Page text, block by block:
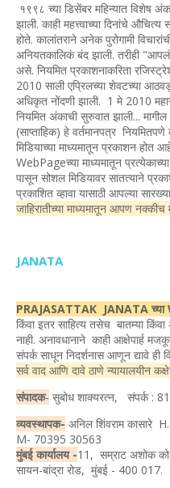
१९९८ च्या डिसेंबर महिन्यात विशेष
झाली. काही महत्त्वाच्या दिनांचे
होते. कालांतराने अनेक पुरोगामी
अनियतकालिकं बंद झाली. तरीही
असे. नियमित प्रकाशनाकरिता
2010 साली एप्रिलच्या शेवटच्या
अधिकृत नोंदणी झाली. 1 मे 2010
नियमित अंकाची सुरुवात झाली... मागील
(साप्ताहिक) हे वर्तमानपत्र
मिडियाच्या माध्यमातून प्रकाशन होत
WebPageच्या माध्यमातून
पासून सोशल मिडियावर सातत्याने
प्रकाशित व्हावा यासाठी आपल्या
जाहिरातीच्या माध्यमातून आपण नक्कीच
JANATA
PRAJASATTAK JANATA
किंवा इतर साहित्य तसेच बातम्या
नाही. अनावधानाने काही आक्षेपार्ह
संपर्क साधून निदर्शनास आणून द्यावे ही
सर्व वाद आणि दावे ठाणे न्यायालयीन
संपादक- सुबोध शाक्यरत्न, संपर्क :
व्यवस्थापक- अनिल शिंवराम कासारे
M- 70395 30563
मुंबई कार्यालय -11, सम्राट अशोक
सायन-बांद्रा रोड, मुंबई - 400 017.